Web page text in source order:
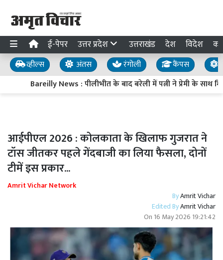
ई-पेपर उत्तर प्रदेश उत्तराखंड देश विदेश
व्हील्स अंतस रंगोली कैंपस
Bareilly News : पीलीभीत के बाद बरेली में पत्नी ने प्रेमी के साथ
आईपीएल 2026 : कोलकाता के खिलाफ गुजरात ने
टॉस जीतकर पहले गेंदबाजी का लिया फैसला, दोनों
टीमें इस प्रकार...
Amrit Vichar Network
ByAmrit Vichar
Edited ByAmrit Vichar
On 16 May 2026 19:21:42